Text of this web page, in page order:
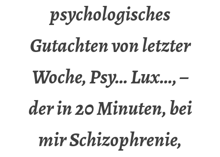
psychologisches
Gutachten von letzter
Woche, Psy… Lux…, –
der in 20 Minuten, bei
mir Schizophrenie,